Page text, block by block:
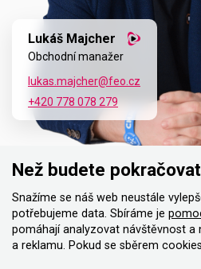
Lukáš Majcher
Obchodní manažer
lukas.majcher@feo.cz
+420 778 078 279
Než budete pokračovat
Snažíme se náš web neustále
potřebujeme data. Sbíráme je
pomáhají analyzovat návštěvnost a
a reklamu. Pokud se sběrem